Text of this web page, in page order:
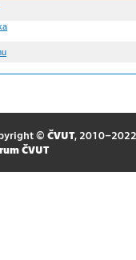
© ČVUT, 2010–2022
ČVUT